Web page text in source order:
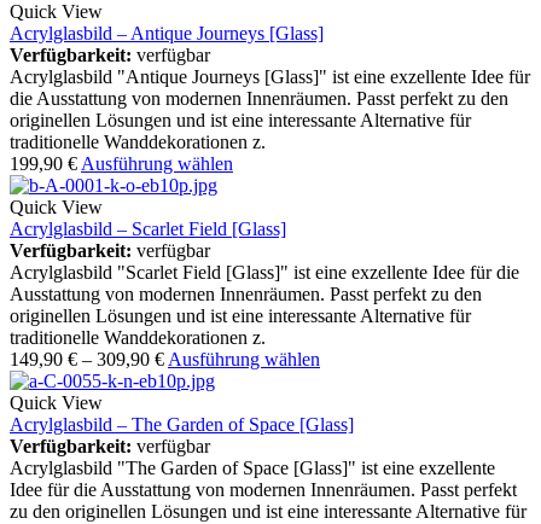
Quick View
Acrylglasbild – Antique Journeys [Glass]
Verfügbarkeit: verfügbar
Acrylglasbild "Antique Journeys [Glass]" ist eine exzellente Idee für
die Ausstattung von modernen Innenräumen. Passt perfekt zu den
originellen Lösungen und ist eine interessante Alternative für
traditionelle Wanddekorationen z.
199,90 € Ausführung wählen
Quick View
Acrylglasbild – Scarlet Field [Glass]
Verfügbarkeit: verfügbar
Acrylglasbild "Scarlet Field [Glass]" ist eine exzellente Idee für die
Ausstattung von modernen Innenräumen. Passt perfekt zu den
originellen Lösungen und ist eine interessante Alternative für
traditionelle Wanddekorationen z.
149,90 € – 309,90 € Ausführung wählen
Quick View
Acrylglasbild – The Garden of Space [Glass]
Verfügbarkeit: verfügbar
Acrylglasbild "The Garden of Space [Glass]" ist eine exzellente
Idee für die Ausstattung von modernen Innenräumen. Passt perfekt
zu den originellen Lösungen und ist eine interessante Alternative für